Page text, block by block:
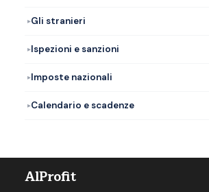
Gli stranieri
Ispezioni e sanzioni
Imposte nazionali
Calendario e scadenze
AlProfit